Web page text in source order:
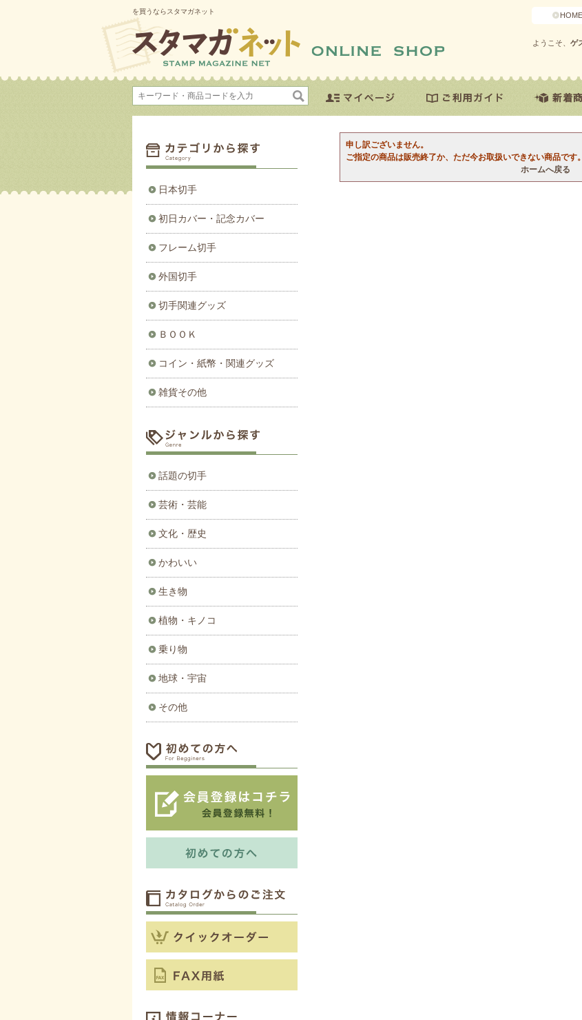
を買うならスタマガネット HOME
ようこそ、 ゲ
申し訳ございません。
ご指定の商品は販売終了か、ただ今お取扱いできない商品です。
ホームへ戻る
日本切手
初日カバー・記念カバー
フレーム切手
外国切手
切手関連グッズ
ＢＯＯＫ
コイン・紙幣・関連グッズ
雑貨その他
話題の切手
芸術・芸能
文化・歴史
かわいい
生き物
植物・キノコ
乗り物
地球・宇宙
その他